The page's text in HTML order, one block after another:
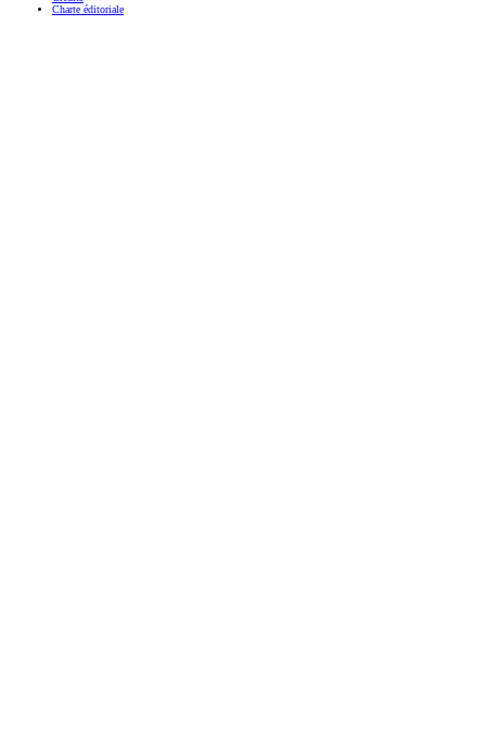
Charte éditoriale